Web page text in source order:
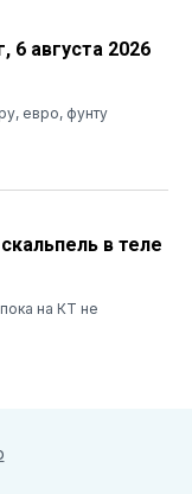
6 августа 2026
евро, фунту
в теле
на КТ не